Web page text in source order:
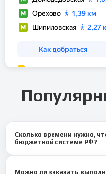
Сколько времени нужно,
бюджетной системе РФ?
1 часа ⚡ при наличии задания.
Можно ли заказать